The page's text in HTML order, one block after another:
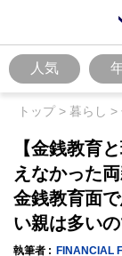
人気
トップ> 暮らし >
【金銭教育
えなかった
金銭教育面
い親は多いの
執筆者 : FINANCIAL